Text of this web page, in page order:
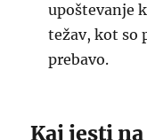
upoštevanje
težav, kot so
prebavo.
Kaj jesti